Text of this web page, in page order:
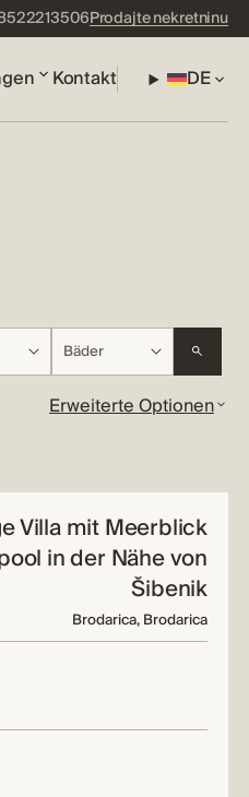
Prodajte nekretninu
Kontakt DE
Bäder
Erweiterte Optionen
Villa mit Meerblick
in der Nähe von
Šibenik
Brodarica, Brodarica